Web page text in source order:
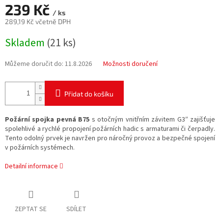
239 Kč / ks
289,19 Kč včetně DPH
cena:
Skladem (21 ks)
Můžeme doručit do: 11.8.2026 Možnosti doručení
Přidat do košíku
Požární spojka pevná B75 s otočným vnitřním závitem G3″ zajišťuje
spolehlivé a rychlé propojení požárních hadic s armaturami či čerpadly.
Tento odolný prvek je navržen pro náročný provoz a bezpečné spojení
v požárních systémech.
Detailní informace
ZEPTAT SE SDÍLET